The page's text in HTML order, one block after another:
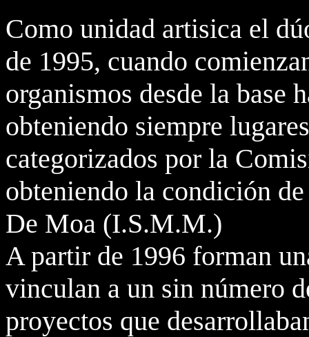
Como unidad artisica el
de 1995, cuando
organismos desde la base
obteniendo siempre
categorizados por la
obteniendo la condición
De Moa (I.S.M.M.)
A partir de 1996 forman
vinculan a un sin número
proyectos que